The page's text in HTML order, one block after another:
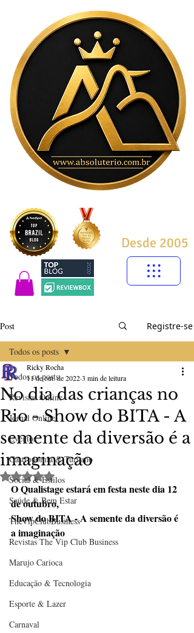
Desde 2005
Post Registre-se
Todos os posts
Revistas Online
Jornal Online
Eventos
Gastronomia & Turismo
Social & Estilos
Saúde & Bem Estar
TheVipClubBusiness
Revistas The Vip Club Business
Marujo Carioca
Educação & Tecnologia
Esporte & Lazer
Carnaval
Todos os posts
No dia das crianças no
Rio - Show do BITA - A
semente da diversão é a
imaginação
Ricky Rocha
11 de out. de 20223 min de leitura
Avaliado com NaN de 5 estrelas.
O Qualistage estará em festa neste dia 12
de outubro,
Show do BITA - A semente da diversão é
a imaginação